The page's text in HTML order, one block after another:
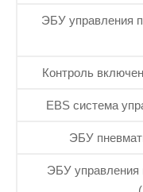
ЭБУ управления
Контроль
EBS система
ЭБУ
ЭБУ управления